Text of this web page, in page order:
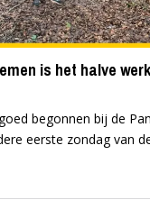
is het halve werk
begonnen bij de
eerste zondag van